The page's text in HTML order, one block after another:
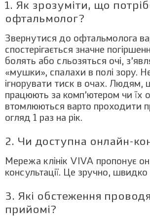
1. Як зрозуміти, що
офтальмолог?
Звернутися до офтальмолога
спостерігається значне
болять або сльозяться очі,
«мушки», спалахи в полі зору.
ігнорувати тиск в очах. Людям,
працюють за комп’ютером чи їх
втомлюються варто проходити
огляд 1 раз на рік.
2. Чи доступна онлайн-
Мережа клінік VIVA пропонує
консультації. Це зручно, швидко
3. Які обстеження
прийомі?